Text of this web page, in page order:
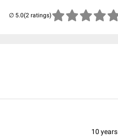
(2 ratings)
10 years